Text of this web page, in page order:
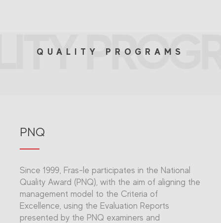
QUALITY PROGRAMS
PNQ
Since 1999, Fras-le participates in the National
Quality Award (PNQ), with the aim of aligning the
management model to the Criteria of
Excellence, using the Evaluation Reports
presented by the PNQ examiners and